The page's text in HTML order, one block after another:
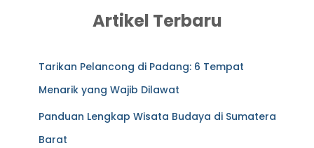
Artikel Terbaru
Tarikan Pelancong di Padang: 6 Tempat
Menarik yang Wajib Dilawat
Panduan Lengkap Wisata Budaya di Sumatera
Barat